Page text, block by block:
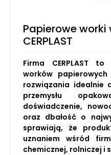
Papierowe
CERPLAST
Firma CERPLAST
worków
rozwiązania idealnie
przemysłu
doświadczenie,
oraz dbałość o
sprawiają, że
uznaniem wśród
chemicznej, rolniczej i